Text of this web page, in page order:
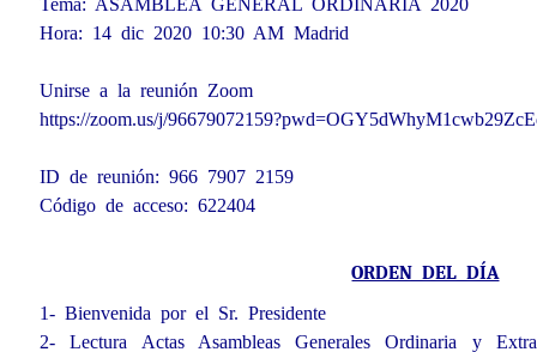
Tema: ASAMBLEA GENERAL ORDINARIA 2020
Hora: 14 dic 2020 10:30 AM Madrid
Unirse a la reunión Zoom
https://zoom.us/j/
ID de reunión: 966 7907 2159
Código de acceso: 622404
ORDEN DEL DÍA
1- Bienvenida por el Sr. Presidente
2- Lectura Actas Asambleas Generales Ordinaria y